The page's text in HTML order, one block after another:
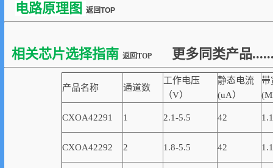
电路原理图 返回TOP
相关芯片选择指南 返回TOP 更多同类产品
产品名称 通道数
工作电压
（V）
静态电流
(uA）
带
CXOA42291 1 2.1-5.5 42 1.1
CXOA42292 2 1.8-5.5 42 1.1